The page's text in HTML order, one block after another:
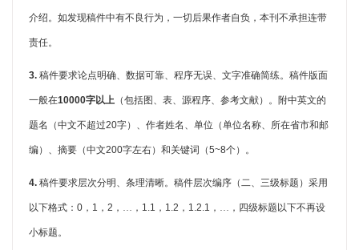
介绍。如发现稿件中有不良行为，一切后果作者自负，本刊不承担连带
责任。
3. 稿件要求论点明确、数据可靠、程序无误、文字准确简练。稿件版面
一般在10000字以上 （包括图、表、源程序、参考文献）。附中英文的
题名（中文不超过20字）、作者姓名、单位（单位名称、所在省市和邮
编）、摘要（中文200字左右）和关键词（5~8个）。
4. 稿件要求层次分明、条理清晰。稿件层次编序（二、三级标题）采用
以下格式： 0 ， 1 ， 2 ，…， 1.1 ， 1.2 ， 1.2.1 ，…，四级标题以下不再设
小标题。